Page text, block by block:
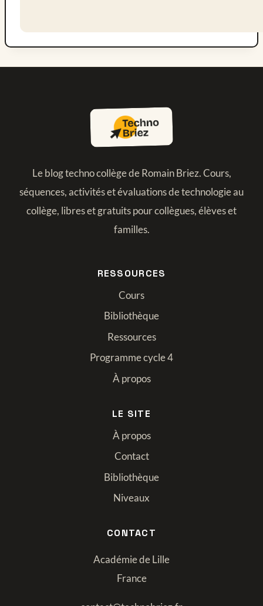
Le blog techno collège de Romain Briez. Cours,
séquences, activités et évaluations de technologie au
collège, libres et gratuits pour collègues, élèves et
familles.
RESSOURCES
Cours
Bibliothèque
Ressources
Programme cycle 4
À propos
LE SITE
À propos
Contact
Bibliothèque
Niveaux
CONTACT
Académie de Lille
France